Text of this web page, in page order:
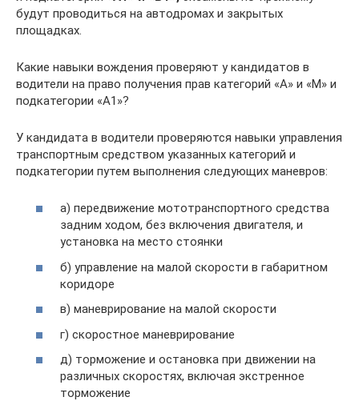
будут проводиться на автодромах и закрытых
площадках.
Какие навыки вождения проверяют у кандидатов в
водители на право получения прав категорий «А» и «М» и
подкатегории «А1»?
У кандидата в водители проверяются навыки управления
транспортным средством указанных категорий и
подкатегории путем выполнения следующих маневров:
а) передвижение мототранспортного средства
задним ходом, без включения двигателя, и
установка на место стоянки
б) управление на малой скорости в габаритном
коридоре
в) маневрирование на малой скорости
г) скоростное маневрирование
д) торможение и остановка при движении на
различных скоростях, включая экстренное
торможение